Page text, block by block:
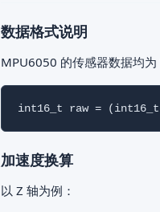
数据格式说明
MPU6050 的传感器数据均为
加速度换算
以 Z 轴为例：